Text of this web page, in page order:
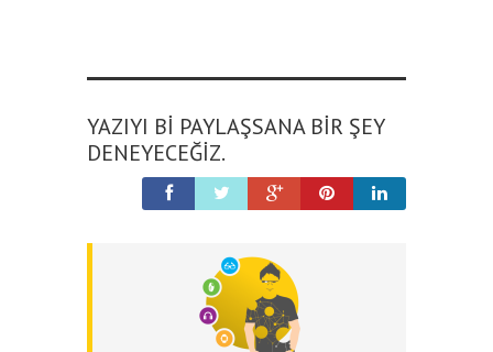
YAZIYI BI PAYLAŞSANA BIR ŞEY
DENEYECEĞIZ.